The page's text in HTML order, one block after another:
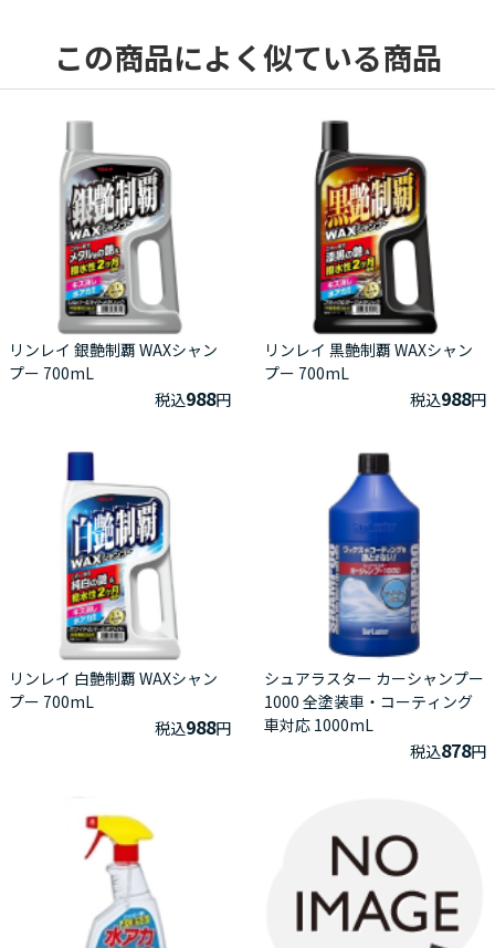
この商品によく似ている商品
リンレイ 銀艶制覇 WAXシャン
プー 700mL
税込988円
リンレイ 黒艶制覇 WAXシャン
プー 700mL
税込988円
リンレイ 白艶制覇 WAXシャン
プー 700mL
税込988円
シュアラスター カーシャンプー
1000 全塗装車・コーティング
車対応 1000mL
税込878円